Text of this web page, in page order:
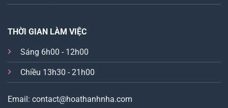
THỜI GIAN LÀM VIỆC
Sáng 6h00 - 12h00
Chiều 13h30 - 21h00
Email: contact@hoathanhnha.com